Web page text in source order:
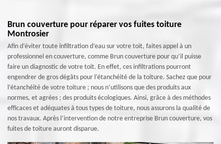
Brun couverture pour réparer vos fuites toiture
Montrosier
Afin d’éviter toute infiltration d’eau sur votre toit, faites appel à un
professionnel en couverture, comme Brun couverture pour qu’il puisse
faire un diagnostic de votre toit. En effet, ces infiltrations pourront
engendrer de gros dégâts pour l’étanchéité de la toiture. Sachez que pour
l’étanchéité de votre toiture ; nous n’utilisons que des produits aux
normes, et agrées ; des produits écologiques. Ainsi, grâce à des méthodes
efficaces et adéquates à tous types de toiture, nous assurons la qualité de
nos travaux. Après l’intervention de notre entreprise Brun couverture, vos
fuites de toiture auront disparue.